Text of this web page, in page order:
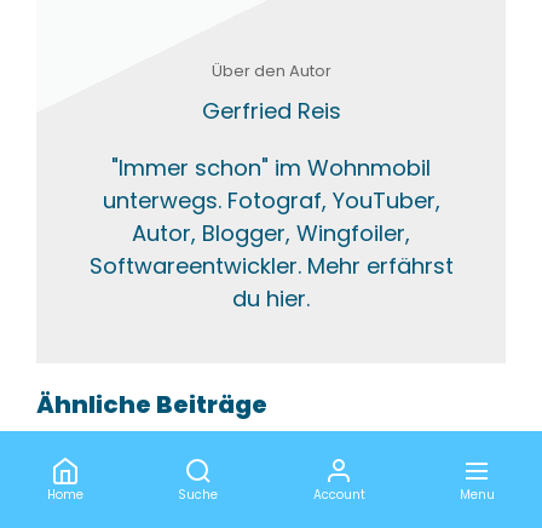
Über den Autor
Gerfried Reis
"Immer schon" im Wohnmobil
unterwegs. Fotograf, YouTuber,
Autor, Blogger, Wingfoiler,
Softwareentwickler. Mehr erfährst
du hier.
Ähnliche Beiträge
Unser Camping-Equipment
Wohnmobil-Zubehör Unsere
Home Suche Account Menu